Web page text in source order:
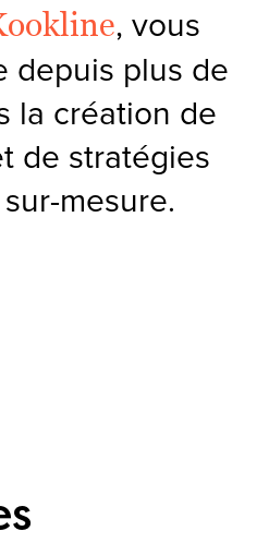
, vous
depuis plus de
la création de
de stratégies
mesure.